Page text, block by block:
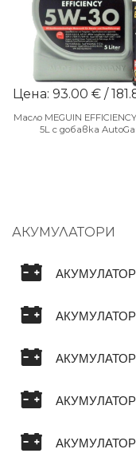
Цена: 93.00 € /
Масло MEGUIN
5L с добавка
АКУМУЛАТОРИ